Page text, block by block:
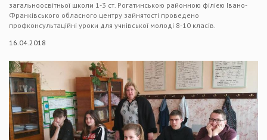
загальноосвітньої школи 1-3 ст. Рогатинською районною філією Івано-
Франківського обласного центру зайнятості проведено
профконсультаційні уроки для учнівської молоді 8-10 класів.
16.04.2018